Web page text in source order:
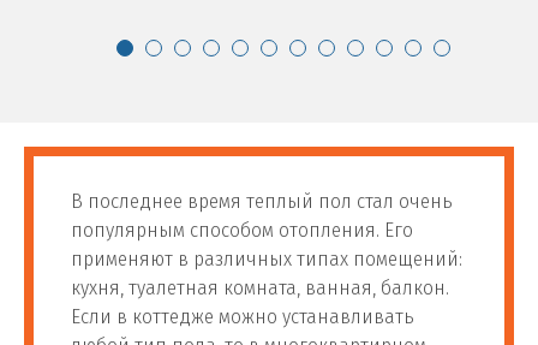
В последнее время теплый пол стал очень
популярным способом отопления. Его
применяют в различных типах помещений:
кухня, туалетная комната, ванная, балкон.
Если в коттедже можно устанавливать